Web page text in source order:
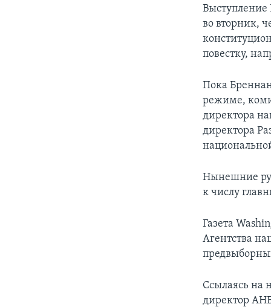
Выступление
во вторник,
повестку,
Пока
режиме,
директора
директора
Нынешние
к числу
Газета
Агентства
Ссылаясь на
директор